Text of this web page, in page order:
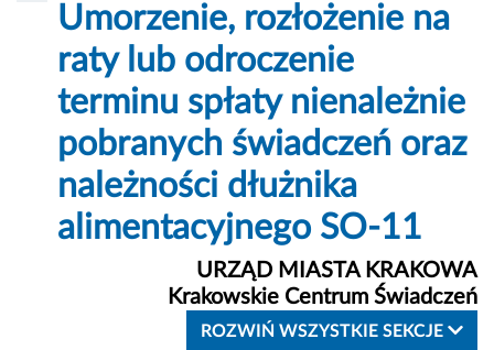
Umorzenie, rozłożenie na
raty lub odroczenie
terminu spłaty nienależnie
pobranych świadczeń oraz
należności dłużnika
alimentacyjnego SO-11
URZĄD MIASTA KRAKOWA
Krakowskie Centrum Świadczeń
ROZWIŃ WSZYSTKIE SEKCJE